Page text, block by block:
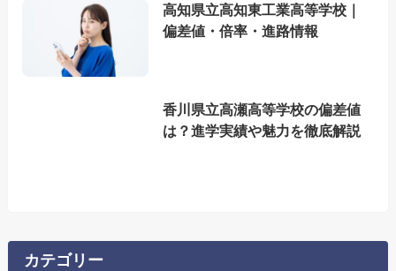
高知県立高知東工業高等学校｜
偏差値・倍率・進路情報
香川県立高瀬高等学校の偏差値
は？進学実績や魅力を徹底解説
カテゴリー